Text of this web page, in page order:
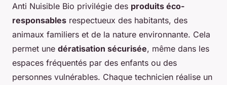
Anti Nuisible Bio privilégie des produits éco-
responsables respectueux des habitants, des
animaux familiers et de la nature environnante. Cela
permet une dératisation sécurisée, même dans les
espaces fréquentés par des enfants ou des
personnes vulnérables. Chaque technicien réalise un